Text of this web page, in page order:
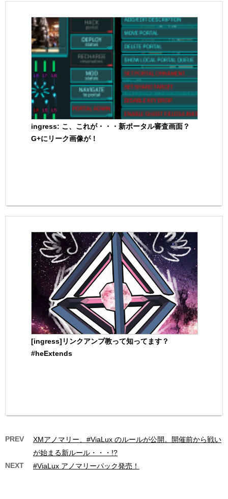
ingress: こ、これが・・・新ポータル審査画面？
G+にリーク画像が！
[ingress]リンクアンプ教って知ってます？
#heExtends
PREV
XMアノマリー、#ViaLux のルールが公開。開催前から戦い
が始まる新ルール・・・!?
NEXT
#ViaLux アノマリーパック発売！